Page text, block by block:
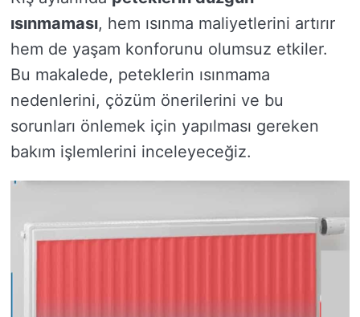
ısınmaması, hem ısınma maliyetlerini artırır
hem de yaşam konforunu olumsuz etkiler.
Bu makalede, peteklerin ısınmama
nedenlerini, çözüm önerilerini ve bu
sorunları önlemek için yapılması gereken
bakım işlemlerini inceleyeceğiz.